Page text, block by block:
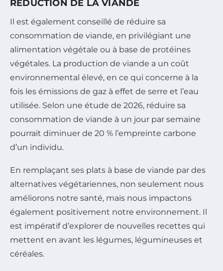
RÉDUCTION DE LA VIANDE
Il est également conseillé de réduire sa
consommation de viande, en privilégiant une
alimentation végétale ou à base de protéines
végétales. La production de viande a un coût
environnemental élevé, en ce qui concerne à la
fois les émissions de gaz à effet de serre et l’eau
utilisée. Selon une étude de 2026, réduire sa
consommation de viande à un jour par semaine
pourrait diminuer de 20 % l’empreinte carbone
d’un individu.
En remplaçant ses plats à base de viande par des
alternatives végétariennes, non seulement nous
améliorons notre santé, mais nous impactons
également positivement notre environnement. Il
est impératif d’explorer de nouvelles recettes qui
mettent en avant les légumes, légumineuses et
céréales.